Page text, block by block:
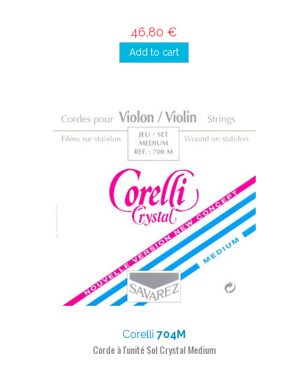
46,80 €
Add to cart
Corelli 704M
Corde à l'unité Sol Crystal Medium